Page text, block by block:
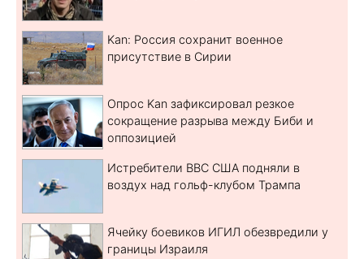
Kan: Россия сохранит военное
присутствие в Сирии
Опрос Kan зафиксировал резкое
сокращение разрыва между Биби и
оппозицией
Истребители ВВС США подняли в
воздух над гольф-клубом Трампа
Ячейку боевиков ИГИЛ обезвредили у
границы Израиля